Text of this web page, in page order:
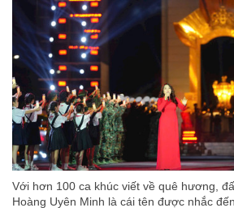
Với hơn 100 ca khúc viết về quê hương,
Hoàng Uyên Minh là cái tên được nhắc